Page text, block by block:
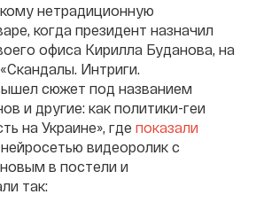
нетрадиционную
когда президент назначил
офиса Кирилла Буданова, на
Интриги.
сюжет под названием
и другие: как политики-геи
на Украине», где показали
видеоролик с
в постели и
так: